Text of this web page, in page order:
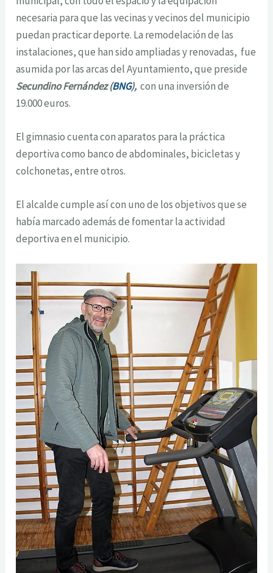
necesaria para que las vecinas y vecinos del municipio
puedan practicar deporte. La remodelación de las
instalaciones, que han sido ampliadas y renovadas, fue
asumida por las arcas del Ayuntamiento, que preside
Secundino Fernández (BNG), con una inversión de
19.000 euros.
El gimnasio cuenta con aparatos para la práctica
deportiva como banco de abdominales, bicicletas y
colchonetas, entre otros.
El alcalde cumple así con uno de los objetivos que se
había marcado además de fomentar la actividad
deportiva en el municipio.